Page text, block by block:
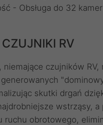
- Obsługa do 32
RV
niemające czujników
skutki drgań
wstrząsy,
ruchu obrotowego,